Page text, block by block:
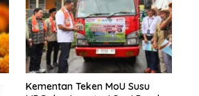
Kementan Teken MoU Susu